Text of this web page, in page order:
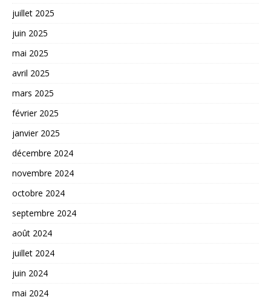
juillet 2025
juin 2025
mai 2025
avril 2025
mars 2025
février 2025
janvier 2025
décembre 2024
novembre 2024
octobre 2024
septembre 2024
août 2024
juillet 2024
juin 2024
mai 2024